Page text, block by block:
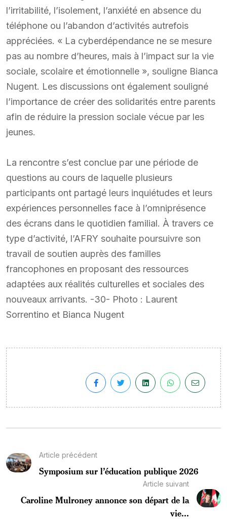
l’irritabilité, l’isolement, l’anxiété en absence du
téléphone ou l’abandon d’activités autrefois
appréciées. « La cyberdépendance ne se mesure
pas au nombre d’heures, mais à l’impact sur la vie
sociale, scolaire et émotionnelle », souligne Bianca
Nugent. Les discussions ont également souligné
l’importance de créer des solidarités entre parents
afin de réduire la pression sociale vécue par les
jeunes.
La rencontre s’est conclue par une période de
questions au cours de laquelle plusieurs
participants ont partagé leurs inquiétudes et leurs
expériences personnelles face à l’omniprésence
des écrans dans le quotidien familial. À travers ce
type d’activité, l’AFRY souhaite poursuivre son
travail de soutien auprès des familles
francophones en proposant des ressources
adaptées aux réalités culturelles et sociales des
nouveaux arrivants. -30- Photo : Laurent
Sorrentino et Bianca Nugent
Article précédent
Symposium sur l’éducation publique 2026
Article suivant
Caroline Mulroney annonce son départ de la
vie...